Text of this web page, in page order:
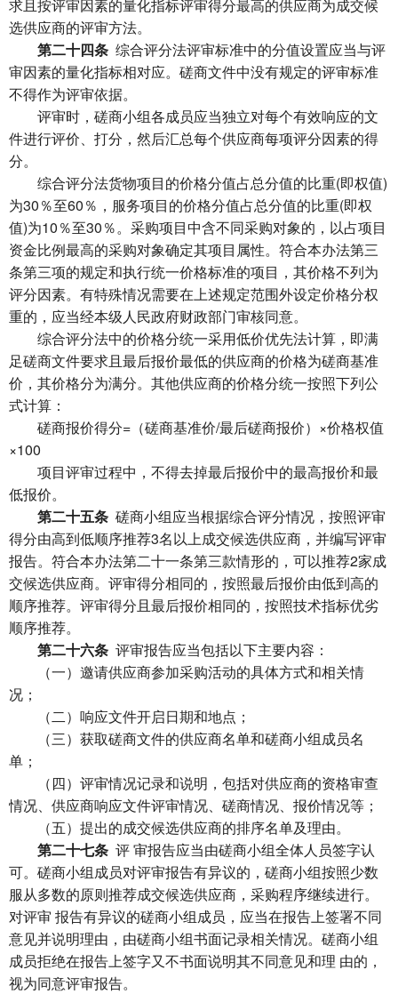
求且按评审因素的量化指标评审得分最高的供应商为成交候
选供应商的评审方法。
第二十四条 综合评分法评审标准中的分值设置应当与评
审因素的量化指标相对应。磋商文件中没有规定的评审标准
不得作为评审依据。
评审时，磋商小组各成员应当独立对每个有效响应的文
件进行评价、打分，然后汇总每个供应商每项评分因素的得
分。
综合评分法货物项目的价格分值占总分值的比重(即权值)
为30％至60％，服务项目的价格分值占总分值的比重(即权
值)为10％至30％。采购项目中含不同采购对象的，以占项目
资金比例最高的采购对象确定其项目属性。符合本办法第三
条第三项的规定和执行统一价格标准的项目，其价格不列为
评分因素。有特殊情况需要在上述规定范围外设定价格分权
重的，应当经本级人民政府财政部门审核同意。
综合评分法中的价格分统一采用低价优先法计算，即满
足磋商文件要求且最后报价最低的供应商的价格为磋商基准
价，其价格分为满分。其他供应商的价格分统一按照下列公
式计算：
磋商报价得分=（磋商基准价/最后磋商报价）×价格权值
×100
项目评审过程中，不得去掉最后报价中的最高报价和最
低报价。
第二十五条 磋商小组应当根据综合评分情况，按照评审
得分由高到低顺序推荐3名以上成交候选供应商，并编写评审
报告。符合本办法第二十一条第三款情形的，可以推荐2家成
交候选供应商。评审得分相同的，按照最后报价由低到高的
顺序推荐。评审得分且最后报价相同的，按照技术指标优劣
顺序推荐。
第二十六条 评审报告应当包括以下主要内容：
（一）邀请供应商参加采购活动的具体方式和相关情
况；
（二）响应文件开启日期和地点；
（三）获取磋商文件的供应商名单和磋商小组成员名
单；
（四）评审情况记录和说明，包括对供应商的资格审查
情况、供应商响应文件评审情况、磋商情况、报价情况等；
（五）提出的成交候选供应商的排序名单及理由。
第二十七条 评 审报告应当由磋商小组全体人员签字认
可。磋商小组成员对评审报告有异议的，磋商小组按照少数
服从多数的原则推荐成交候选供应商，采购程序继续进行。
对评审 报告有异议的磋商小组成员，应当在报告上签署不同
意见并说明理由，由磋商小组书面记录相关情况。磋商小组
成员拒绝在报告上签字又不书面说明其不同意见和理 由的，
视为同意评审报告。